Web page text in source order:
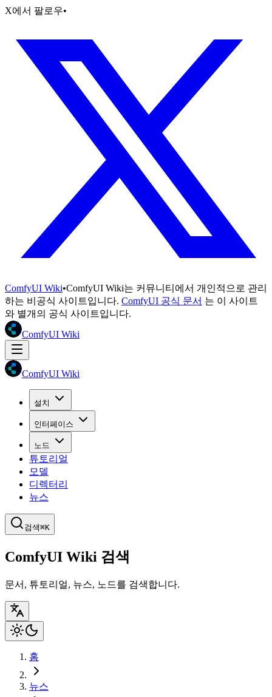
X에서 팔로우•
ComfyUI Wiki•ComfyUI Wiki는 커뮤니티에서 개인적으로 관리
하는 비공식 사이트입니다. ComfyUI 공식 문서 는 이 사이트
와 별개의 공식 사이트입니다.
ComfyUI Wiki
ComfyUI Wiki
설치
인터페이스
노드
튜토리얼
모델
디렉터리
뉴스
검색⌘K
ComfyUI Wiki 검색
문서, 튜토리얼, 뉴스, 노드를 검색합니다.
홈
뉴스